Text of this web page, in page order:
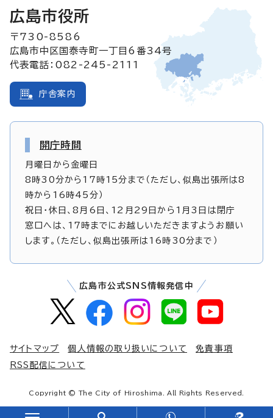
広島市役所
〒730-8586
広島市中区国泰寺町一丁目6番34号
代表電話：082-245-2111
庁舎案内
開庁時間
月曜日から金曜日
8時30分から17時15分まで（ただし、似島出張所は8
時から16時45分）
祝日・休日、8月6日、12月29日から1月3日は閉庁
窓口へは、17時までにお越しいただきますようお願い
します。（ただし、似島出張所は16時30分まで）
広島市公式SNS情報発信中
サイトマップ 個人情報の取り扱いについて
免責事項
RSS配信について
Copyright © The City of Hiroshima. All Rights Reserved.